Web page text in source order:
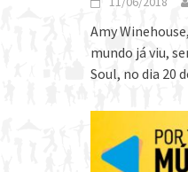
Amy
mundo já viu,
Soul, no dia 20